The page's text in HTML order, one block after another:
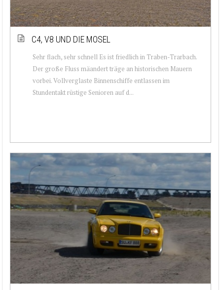
C4, V8 UND DIE MOSEL
Sehr flach, sehr schnell Es ist friedlich in Traben-Trarbach.
Der große Fluss mäandert träge an historischen Mauern
vorbei. Vollverglaste Binnenschiffe entlassen im
Stundentakt rüstige Senioren auf d...